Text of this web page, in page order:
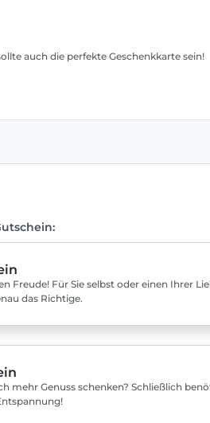
auch die perfekte Geschenkkarte sein!
Freude! Für Sie selbst oder einen Ihrer
das Richtige.
mehr Genuss schenken? Schließlich